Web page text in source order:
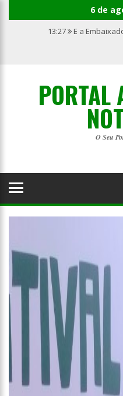
6 de
13:27 E a
PORTAL
O Seu